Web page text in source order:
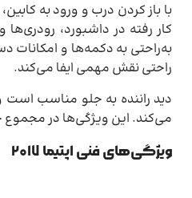
با باز کردن درب و ورود به
کار رفته در داشبورد،
به‌راحتی به دکمه‌ها و امکانات
راحتی نقش مهمی ایفا می‌کند.
دید راننده به جلو مناسب
می‌کند. این ویژگی‌ها در مجموع
ویژگی‌های فنی اپتیما ۲۰۱۷